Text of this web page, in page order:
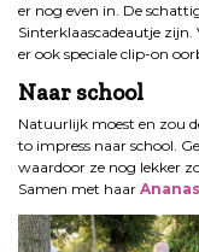
er nog even in. De
Sinterklaascadeautje zijn.
er ook speciale clip-on
Naar school
Natuurlijk moest en zou
to impress naar school.
waardoor ze nog lekker
Samen met haar